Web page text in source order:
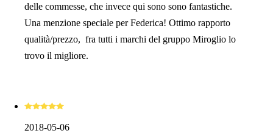
delle commesse, che invece qui sono sono fantastiche.
Una menzione speciale per Federica! Ottimo rapporto
qualità/prezzo, fra tutti i marchi del gruppo Miroglio lo
trovo il migliore.
2018-05-06